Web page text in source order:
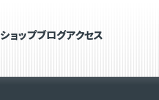
ショップブログアクセス